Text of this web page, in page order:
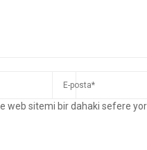
web sitemi bir dahaki sefere